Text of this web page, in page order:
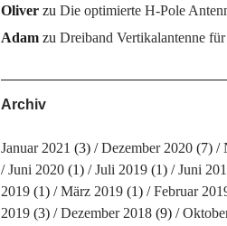
Oliverzu Die optimierte H-Pole
Adamzu Dreiband Vertikalantenne
Archiv
Januar 2021 (3) Dezember 2020(7)
Juni 2020(1) Juli 2019(1) Juni
2019(1) März 2019(1) Februar
2019(3) Dezember 2018(9)